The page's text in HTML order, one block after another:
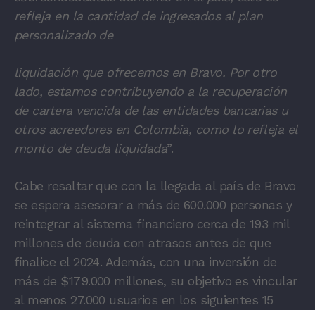
refleja en la cantidad de ingresados al plan
personalizado de
liquidación que ofrecemos en Bravo. Por otro
lado, estamos contribuyendo a la recuperación
de cartera vencida de las entidades bancarias u
otros acreedores en Colombia, como lo refleja el
monto de deuda liquidada”.
Cabe resaltar que con la llegada al país de Bravo
se espera asesorar a más de 600.000 personas y
reintegrar al sistema financiero cerca de 193 mil
millones de deuda con atrasos antes de que
finalice el 2024. Además, con una inversión de
más de $179.000 millones, su objetivo es vincular
al menos 27.000 usuarios en los siguientes 15